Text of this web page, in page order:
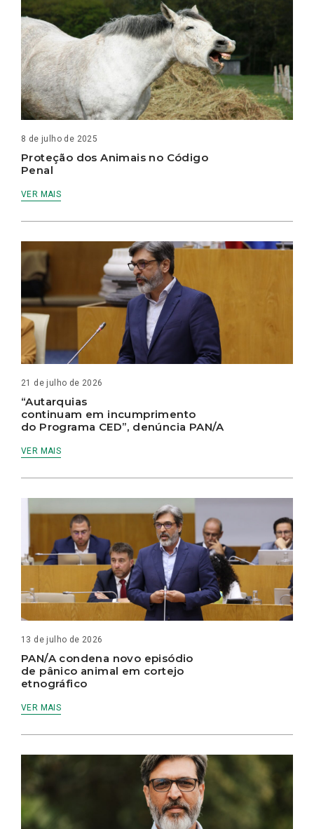
8 de julho de 2025
Proteção dos Animais no Código
Penal
VER MAIS
21 de julho de 2026
“Autarquias
continuam em incumprimento
do Programa CED”, denúncia PAN/A
VER MAIS
13 de julho de 2026
PAN/A condena novo episódio
de pânico animal em cortejo
etnográfico
VER MAIS